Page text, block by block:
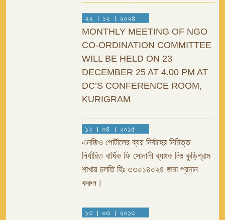
২২ । ১২ । ২০২৪
MONTHLY MEETING OF NGO
CO-ORDINATION COMMITTEE
WILL BE HELD ON 23
DECEMBER 25 AT 4.00 PM AT
DC’S CONFERENCE ROOM,
KURIGRAM
১২ । ০৪ । ২০১৫
এনজিও পোর্টালের ব্যয় নির্বাহের নিমিত্ত
নির্ধারিত বার্ষিক ফি সোনালী ব্যাংক লিঃ কুড়িগ্রাম
শাখায় চলতি হিঃ ৩৩০১৪০২৪ জমা প্রদান
করুন।
১৩ । ০৩ । ২০১৩